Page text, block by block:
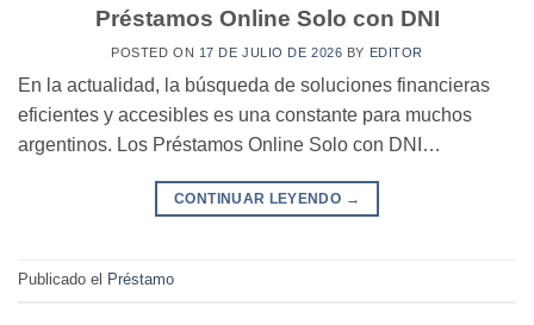
Préstamos Online Solo con DNI
POSTED ON 17 DE JULIO DE 2026 BY EDITOR
En la actualidad, la búsqueda de soluciones financieras
eficientes y accesibles es una constante para muchos
argentinos. Los Préstamos Online Solo con DNI…
CONTINUAR LEYENDO →
Publicado el Préstamo